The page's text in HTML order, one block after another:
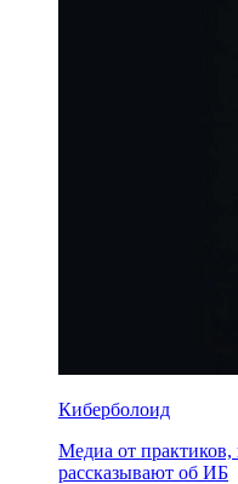
Киберболоид
Медиа от практиков,
рассказывают об ИБ